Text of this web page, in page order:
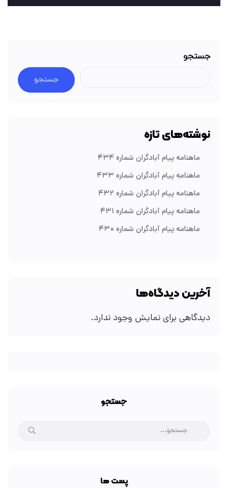
جستجو
جستجو
نوشته‌های تازه
ماهنامه پیام آبادگران شماره ۴۳۴
ماهنامه پیام آبادگران شماره ۴۳۳
ماهنامه پیام آبادگران شماره ۴۳۲
ماهنامه پیام آبادگران شماره ۴۳۱
ماهنامه پیام آبادگران شماره ۴۳۰
آخرین دیدگاه‌ها
دیدگاهی برای نمایش وجود ندارد.
جستجو
پست ها